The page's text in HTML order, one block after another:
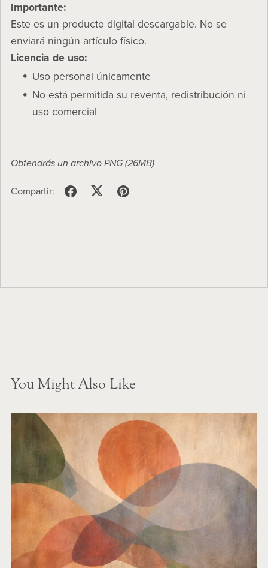
Importante:
Este es un producto digital descargable. No se
enviará ningún artículo físico.
Licencia de uso:
Uso personal únicamente
No está permitida su reventa, redistribución ni
uso comercial
Obtendrás un archivo PNG (26MB)
Compartir:
You Might Also Like